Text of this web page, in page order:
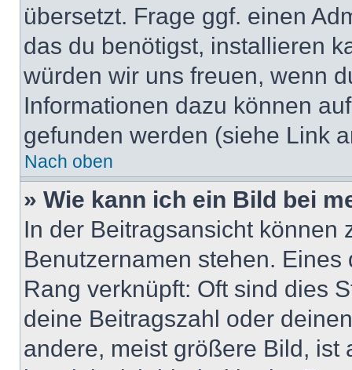
übersetzt. Frage ggf. einen
das du benötigst, installieren
würden wir uns freuen, wenn
Informationen dazu können
gefunden werden (siehe Link
Nach oben
» Wie kann ich ein Bild bei
In der Beitragsansicht können
Benutzernamen stehen.
Rang verknüpft: Oft sind dies
deine Beitragszahl oder
andere, meist größere Bild, ist